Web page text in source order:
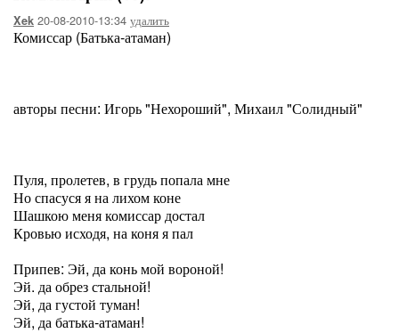
Xek 20-08-2010-13:34 удалить
Комиссар (Батька-атаман)
авторы песни: Игорь "Нехороший", Михаил "Солидный"
Пуля, пролетев, в грудь попала мне
Но спасуся я на лихом коне
Шашкою меня комиссар достал
Кровью исходя, на коня я пал
Припев: Эй, да конь мой вороной!
Эй. да обрез стальной!
Эй, да густой туман!
Эй, да батька-атаман!